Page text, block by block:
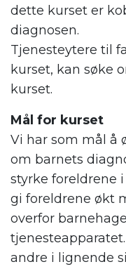
dette kurset er
diagnosen.
Tjenesteytere til
kurset, kan søke
kurset.
Mål for kurset
Vi har som mål å
om barnets
styrke foreldrene
gi foreldrene økt
overfor
andre i lignende